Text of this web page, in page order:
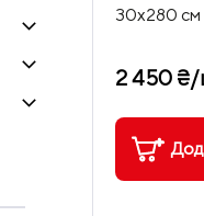
30х280 см
2 450